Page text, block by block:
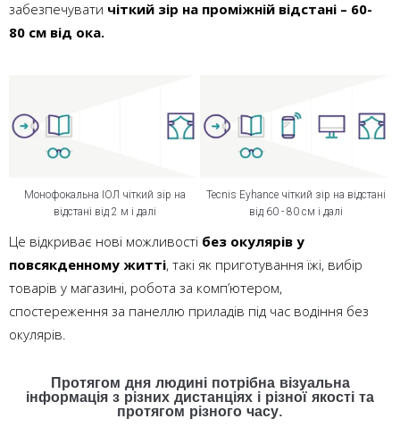
забезпечувати чіткий зір на проміжній відстані – 60-
80 см від ока.
Монофокальна ІОЛ чіткий зір на
відстані від 2 м і далі
Tecnis Eyhance чіткий зір на відстані
від 60 - 80 см і далі
Це відкриває нові можливості без окулярів у
повсякденному житті, такі як приготування їжі, вибір
товарів у магазині, робота за комп’ютером,
спостереження за панеллю приладів під час водіння без
окулярів.
Протягом дня людині потрібна візуальна
інформація з різних дистанціях і різної якості та
протягом різного часу.